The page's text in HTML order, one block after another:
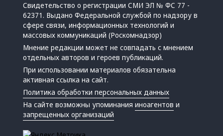
Свидетельство о регистрации СМИ ЭЛ № ФС 77 -
62371. Выдано Федеральной службой по надзору в
сфере связи, информационных технологий и
массовых коммуникаций (Роскомнадзор)
Мнение редакции может не совпадать с мнением
отдельных авторов и героев публикаций.
При использовании материалов обязательна
активная ссылка на сайт.
Политика обработки персональных данных
На сайте возможны упоминанияиноагентов и
запрещенных организаций